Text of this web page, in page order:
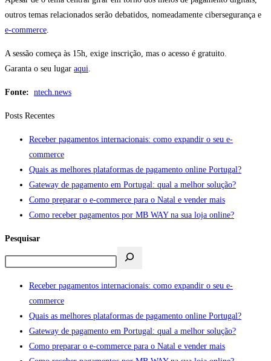
outros temas relacionados serão debatidos, nomeadamente cibersegurança e
e-commerce
A sessão começa às 15h, exige inscrição, mas o acesso é gratuito.
Garanta o seu lugar aqui
Fonte: ntech.news
Posts Recentes
Receber pagamentos internacionais: como expandir o seu e-
commerce
Quais as melhores plataformas de pagamento online Portugal?
Gateway de pagamento em Portugal: qual a melhor solução?
Como preparar o e-commerce para o Natal e vender mais
Como receber pagamentos por MB WAY na sua loja online?
Pesquisar
Receber pagamentos internacionais: como expandir o seu e-
commerce
Quais as melhores plataformas de pagamento online Portugal?
Gateway de pagamento em Portugal: qual a melhor solução?
Como preparar o e-commerce para o Natal e vender mais